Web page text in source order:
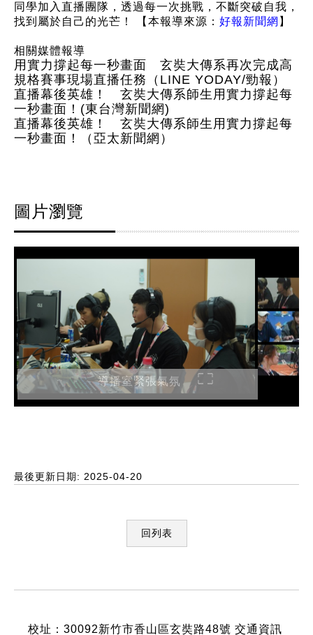
同學加入直播團隊，透過每一次挑戰，不斷突破自我，
找到屬於自己的光芒！
【本報導來源： 好報新聞網 】
相關媒體報導
用實力撐起每一秒畫面 玄奘大傳系再次完成高
規格賽事現場直播任務（LINE YODAY/勁報）
直播幕後英雄！ 玄奘大傳系師生用實力撐起每
一秒畫面！(東台灣新聞網)
直播幕後英雄！ 玄奘大傳系師生用實力撐起每
一秒畫面！（亞太新聞網）
圖片瀏覽
導播室緊張氣氛
最後更新日期: 2025-04-20
回列表
校址：30092新竹市香山區玄奘路48號 交通資訊